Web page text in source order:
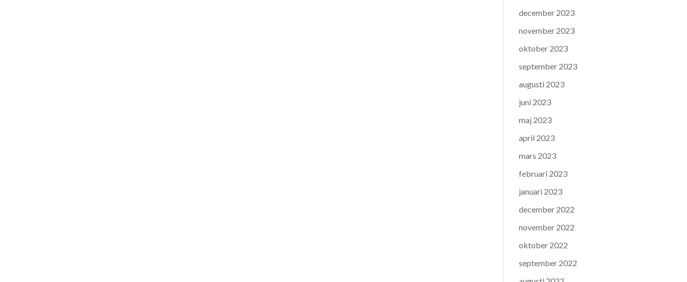
december 2023
november 2023
oktober 2023
september 2023
augusti 2023
juni 2023
maj 2023
april 2023
mars 2023
februari 2023
januari 2023
december 2022
november 2022
oktober 2022
september 2022